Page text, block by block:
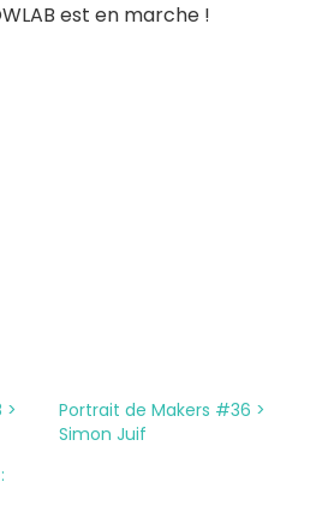
est en marche !
Portrait de Makers #36 >
Simon Juif